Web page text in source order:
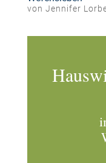
von Jennifer